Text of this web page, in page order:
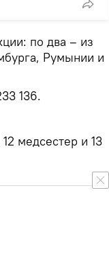
по два – из
Румынии и
136.
медсестер и 13